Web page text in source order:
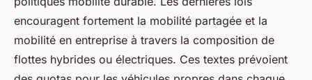
encouragent fortement la mobilité partagée et la
mobilité en entreprise à travers la composition de
flottes hybrides ou électriques. Ces textes prévoient